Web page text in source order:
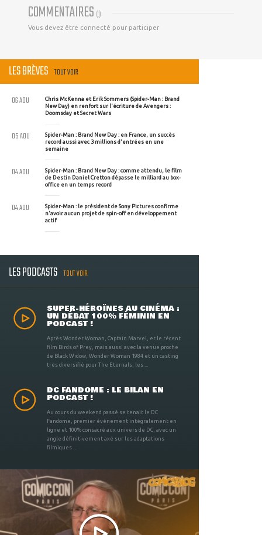
COMMENTAIRES (0)
Vous devez être connecté pour participer
LES BRÈVES TOUT VOIR
Chris McKenna et Erik Sommers (Spider-Man : Brand
New Day) en renfort sur l'écriture de Avengers :
Doomsday et Secret Wars
06 AOU
Spider-Man : Brand New Day : en France, un succès
record aussi avec 3 millions d'entrées en une
semaine
05 AOU
Spider-Man : Brand New Day : comme attendu, le film
de Destin Daniel Cretton dépasse le milliard au box-
office en un temps record
04 AOU
Spider-Man : le président de Sony Pictures confirme
n'avoir aucun projet de spin-off en développement
actif
04 AOU
LES PODCASTS TOUT VOIR
SUPER-HÉROÏNES AU CINÉMA :
UN DÉBAT 100% FÉMININ EN
PODCAST !
Après Wonder Woman, Captain Marvel, et le récent
film Birds of Prey, mais aussi avec la venue proche
de Black Widow, Wonder Woman 1984 et un casting
très diversifié pour The Eternals, les ...
DC FANDOME : LE BILAN EN
PODCAST !
Au cours du weekend passé se tenait le DC
Fandome, premier évènement intégralement en
ligne et 100% consacré aux univers de DC, avec un
angle définitivement axé sur les adaptations
filmiques ...